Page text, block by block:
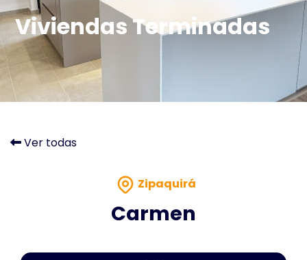
Viviendas Terminadas
Ver todas
Zipaquirá
Carmen